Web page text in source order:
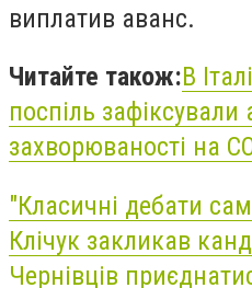
виплатив аванс.
Читайте також:В
поспіль зафіксували
захворюваності на
"Класичні дебати
Клічук закликав
Чернівців